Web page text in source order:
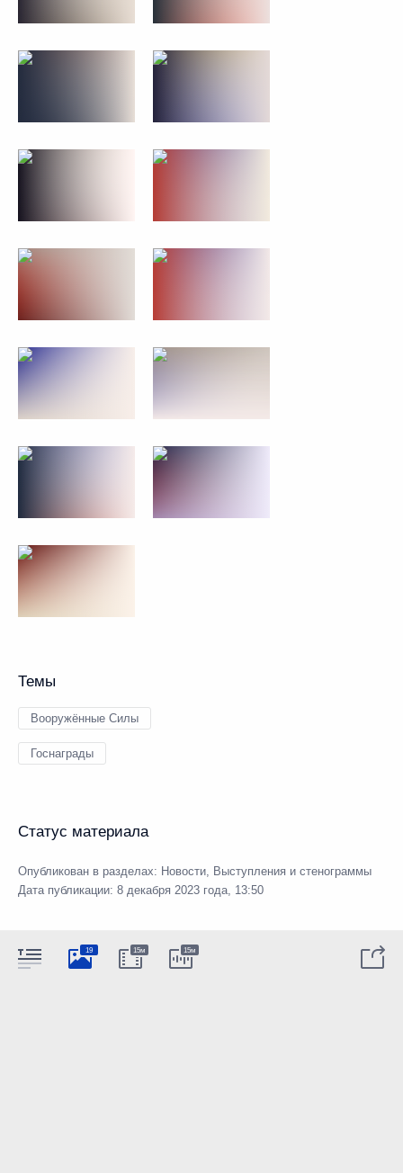
Темы
Вооружённые Силы
Госнаграды
Статус материала
Опубликован в разделах: Новости, Выступления и стенограммы
Дата публикации: 8 декабря 2023 года, 13:50
19 15м 15м